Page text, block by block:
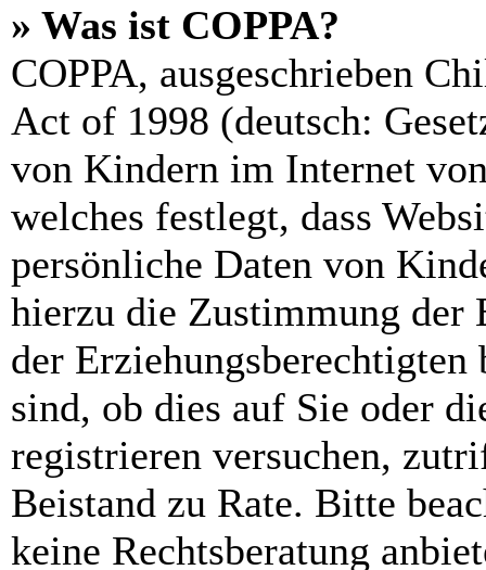
» Was ist COPPA?
COPPA, ausgeschrieben
Act of 1998 (deutsch:
von Kindern im Internet
welches festlegt, dass
persönliche Daten von
hierzu die Zustimmung der
der
sind, ob dies auf Sie oder
registrieren versuchen,
Beistand zu Rate. Bitte
keine Rechtsberatung